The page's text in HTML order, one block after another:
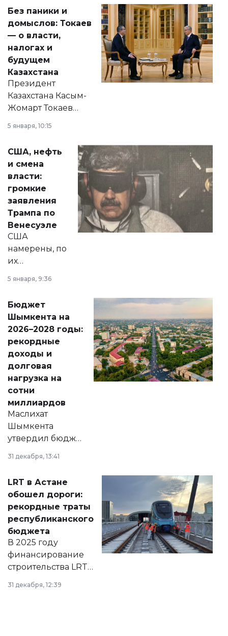
Без паники и
домыслов: Токаев
— о власти,
налогах и
будущем
Казахстана
Президент
Казахстана Касым-
Жомарт Токаев
сразу несколько
актуальных тем —
от слухов о
политических
реформах до
вопросов армии,
экономики и
личного здоровья.
5 января, 10:15
США, нефть
и смена
власти:
громкие
заявления
Трампа по
Венесуэле
США
намерены, по
их
принести
народу
Венесуэлы.
5 января, 9:36
Бюджет
Шымкента на
2026–2028 годы:
рекордные
доходы и
долговая
нагрузка на
сотни
миллиардов
Маслихат
Шымкента
утвердил бюджет
города на 2026–
2028 годы.
документ
появился в базе
нормативных
правовых актов и
на сайте маслихат
города.
31 декабря, 13:41
LRT в Астане
обошел дороги:
рекордные траты
республиканского
бюджета
В 2025 году
финансирование
строительства LRT
в Астане из
республиканского
31 декабря, 12:39